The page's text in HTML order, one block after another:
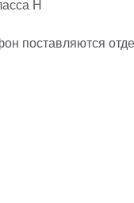
H
поставляются